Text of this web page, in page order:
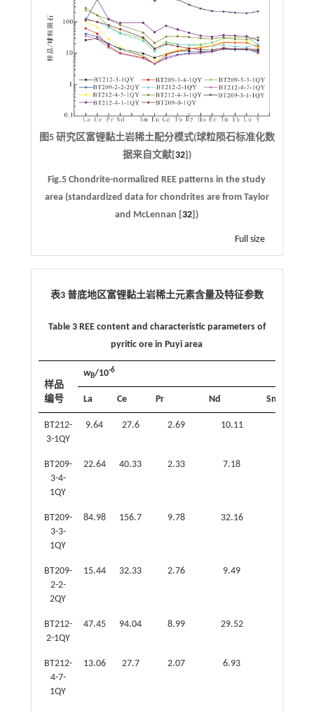
图5 研究区富锂黏土岩稀土配分模式(球粒陨石标准化数
据来自文献[32])
Fig.5 Chondrite-normalized REE patterns in the study
area (standardized data for chondrites are from Taylor
and McLennan [32])
Full size
表3 普底地区富锂黏土岩稀土元素含量及特征参数
Table 3 REE content and characteristic parameters of
pyritic ore in Puyi area
样品
编号
wB/10-6
La Ce Pr Nd Sm
BT212-
3-1QY
9.64 27.6 2.69 10.11
BT209-
3-4-
1QY
22.64 40.33 2.33 7.18
BT209-
3-3-
1QY
84.98 156.7 9.78 32.16
BT209-
2-2-
2QY
15.44 32.33 2.76 9.49
BT212-
2-1QY
47.45 94.04 8.99 29.52
BT212-
4-7-
1QY
13.06 27.7 2.07 6.93